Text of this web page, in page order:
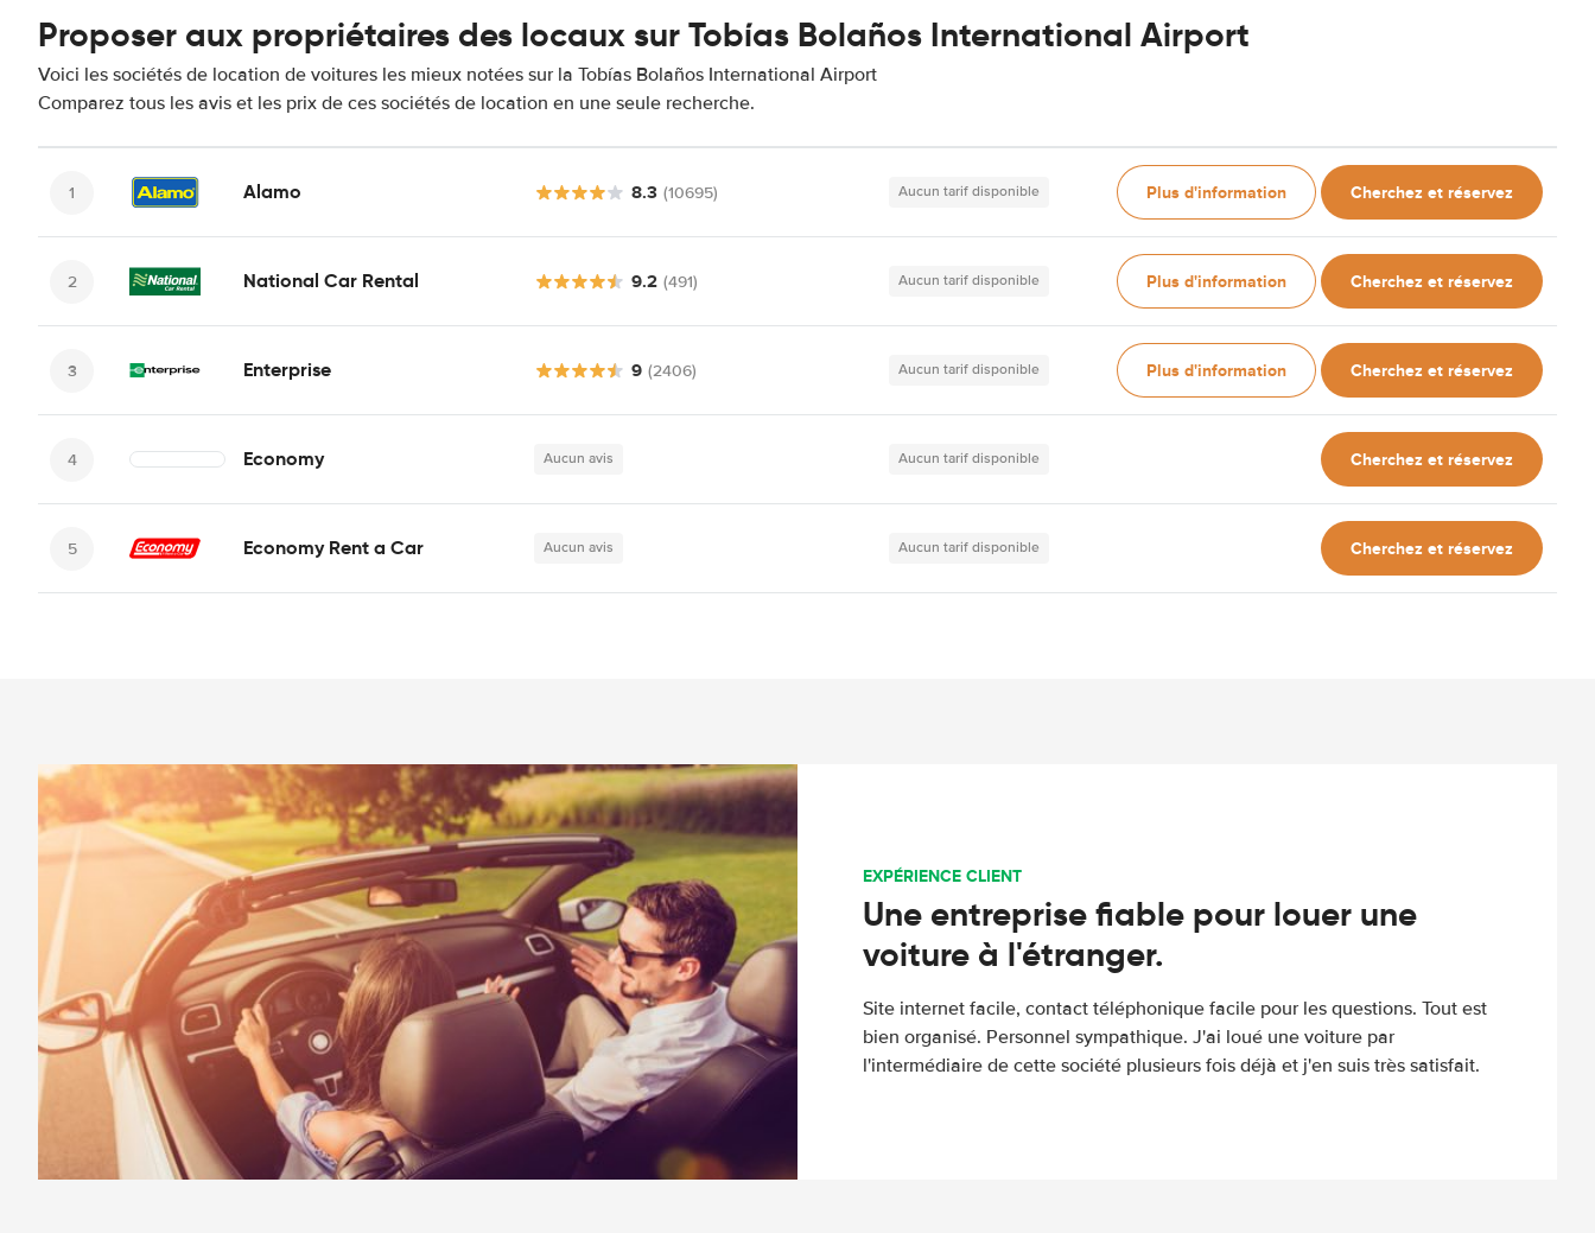
Proposer aux propriétaires des locaux sur Tobías Bolaños International Airport
Voici les sociétés de location de voitures les mieux notées sur la Tobías Bolaños International Airport
Comparez tous les avis et les prix de ces sociétés de location en une seule recherche.
Alamo 8.3 (10695) Aucun tarif disponible Plus d'information Cherchez et réservez
National Car Rental 9.2 (491) Aucun tarif disponible Plus d'information Cherchez et réservez
Enterprise 9 (2406) Aucun tarif disponible Plus d'information Cherchez et réservez
Economy Aucun avis Aucun tarif disponible Cherchez et réservez
Economy Rent a Car Aucun avis Aucun tarif disponible Cherchez et réservez
EXPÉRIENCE CLIENT
Une entreprise fiable pour louer une
voiture à l'étranger.
Site internet facile, contact téléphonique facile pour les questions. Tout est
bien organisé. Personnel sympathique. J'ai loué une voiture par
l'intermédiaire de cette société plusieurs fois déjà et j'en suis très satisfait.